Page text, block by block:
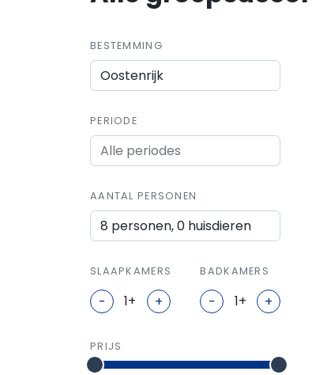
BESTEMMING
PERIODE
AANTAL PERSONEN
8 personen, 0 huisdieren
SLAAPKAMERS
- +
BADKAMERS
- +
PRIJS